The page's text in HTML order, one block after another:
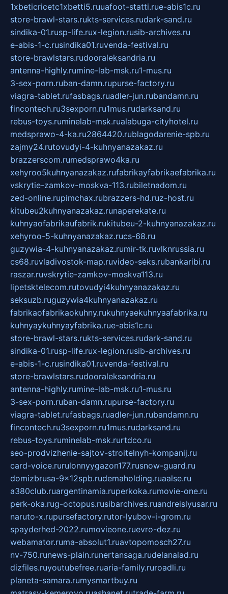
1xbeticricetc1xbetti5.ruuafoot-statti.rue-abis1c.ru
store-brawl-stars.rukts-services.rudark-sand.ru
sindika-01.rusp-life.rux-legion.rusib-archives.ru
e-abis-1-c.rusindika01.ruvenda-festival.ru
store-brawlstars.rudooraleksandria.ru
antenna-highly.rumine-lab-msk.ru1-mus.ru
3-sex-porn.ruban-damn.rupurse-factory.ru
viagra-tablet.rufasbags.ruadler-jun.rubandamn.ru
fincontech.ru3sexporn.ru1mus.rudarksand.ru
rebus-toys.ruminelab-msk.rualabuga-cityhotel.ru
medsprawo-4-ka.ru2864420.rublagodarenie-spb.ru
zajmy24.rutovudyi-4-kuhnyanazakaz.ru
brazzerscom.rumedsprawo4ka.ru
xehyroo5kuhnyanazakaz.rufabrikayfabrikaefabrika.ru
vskrytie-zamkov-moskva-113.rubiletnadom.ru
zed-online.rupimchax.rubrazzers-hd.ruz-host.ru
kitubeu2kuhnyanazakaz.runaperekate.ru
kuhnyaofabrikaufabrik.rukitubeu-2-kuhnyanazakaz.ru
xehyroo-5-kuhnyanazakaz.rucs-68.ru
guzywia-4-kuhnyanazakaz.rumir-tk.ruvlknrussia.ru
cs68.ruvladivostok-map.ruvideo-seks.rubankaribi.ru
raszar.ruvskrytie-zamkov-moskva113.ru
lipetsktelecom.rutovudyi4kuhnyanazakaz.ru
seksuzb.ruguzywia4kuhnyanazakaz.ru
fabrikaofabrikaokuhny.rukuhnyaekuhnyaafabrika.ru
kuhnyaykuhnyayfabrika.rue-abis1c.ru
store-brawl-stars.rukts-services.rudark-sand.ru
sindika-01.rusp-life.rux-legion.rusib-archives.ru
e-abis-1-c.rusindika01.ruvenda-festival.ru
store-brawlstars.rudooraleksandria.ru
antenna-highly.rumine-lab-msk.ru1-mus.ru
3-sex-porn.ruban-damn.rupurse-factory.ru
viagra-tablet.rufasbags.ruadler-jun.rubandamn.ru
fincontech.ru3sexporn.ru1mus.rudarksand.ru
rebus-toys.ruminelab-msk.rurtdco.ru
seo-prodvizhenie-sajtov-stroitelnyh-kompanij.ru
card-voice.rurulonnyygazon177.rusnow-guard.ru
domizbrusa-9x12spb.rudemaholding.ruaalse.ru
a380club.ruargentinamia.ruperkoka.rumovie-one.ru
perk-oka.rug-octopus.rusibarchives.ruandreislyusar.ru
naruto-x.rupursefactory.rutor-lyubov-i-grom.ru
spayderhed-2022.rumovieone.ruevro-dez.ru
webamator.ruma-absolut1.ruavtopomosch27.ru
nv-750.runews-plain.runertansaga.rudelanalad.ru
dizfiles.ruyoutubefree.ruaria-family.ruroadli.ru
planeta-samara.rumysmartbuy.ru